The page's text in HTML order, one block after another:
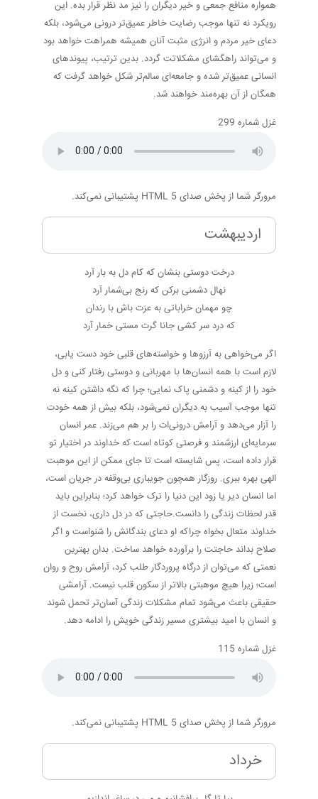
همواره منافع جمعی و خیر دیگران را نیز مد نظر قرار بده. این
رویکرد نه تنها موجب رضایت خاطر عمیق‌تر درونی می‌شود، بلکه
دعای خیر مردم و انرژی مثبت آنان همیشه همراهت خواهد بود
و می‌تواند راهگشای مشکلاتت گردد. بدین ترتیب، پیوندهای
انسانی عمیق‌تر شده و جامعه‌ای سالم‌تر شکل خواهد گرفت که
همگان از آن بهره‌مند خواهند شد.
غزل شماره 299
مرورگر شما از پخش صدای HTML 5 پشتیبانی نمی‌کند.
اردیبهشت
درخت دوستی بنشان که کام دل به بار آرد
نهال دشمنی برکن که رنج بی‌شمار آرد
چو مهمان خراباتی به عزت باش با رندان
که درد سر کشی جانا گرت مستی خمار آرد
اگر می‌خواهی به آرزوها و خواسته‌های قلبی خود دست یابی،
لازم است با همه انسان‌ها با مهربانی و دوستی رفتار کنی و دل
خود را از کینه و دشمنی پاک نمایی؛ چرا که نگه داشتن کینه نه
تنها موجب آسیب به دیگران نمی‌شود، بلکه بیش از همه خودت
را آزار می‌دهد و آرامش درونی‌ات را بر هم می‌زند. عمر انسان
سرمایه‌ای ارزشمند و فرصتی کوتاه است که خداوند در اختیار تو
قرار داده است، پس شایسته است تا جای ممکن از این موهبت
الهی بهره ببری. روزگار همچون جویباری بی‌وقفه در جریان است،
اما انسان دیر یا زود این دنیا را ترک خواهد کرد؛ بنابراین باید
قدر لحظات زندگی را دانست.حاجتی که در دل داری، نخست از
خداوند متعال بخواه چراکه او دعای بندگانش را شنواست و اگر
صلاح بداند حاجتت را برآورده خواهد ساخت. بدان بهترین
نعمتی که می‌توان از درگاه پروردگار طلب کرد، آرامش روح و روان
است؛ زیرا هیچ موهبتی بالاتر از سکون قلب نیست. آرامشی
حقیقی باعث می‌شود تمام مشکلات زندگی آسان‌تر تحمل شوند
و انسان با امید بیشتری مسیر زندگی خویش را ادامه دهد.
غزل شماره 115
مرورگر شما از پخش صدای HTML 5 پشتیبانی نمی‌کند.
خرداد